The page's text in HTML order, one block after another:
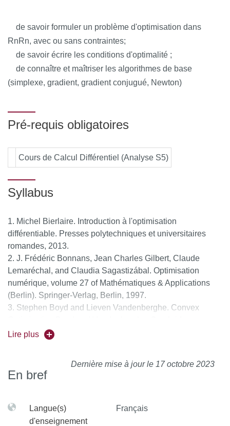
de savoir formuler un problème d'optimisation dans
RnRn, avec ou sans contraintes;
de savoir écrire les conditions d'optimalité ;
de connaître et maîtriser les algorithmes de base
(simplexe, gradient, gradient conjugué, Newton)
Pré-requis obligatoires
Cours de Calcul Différentiel (Analyse S5)
Syllabus
Michel Bierlaire. Introduction à l'optimisation
différentiable. Presses polytechniques et universitaires
romandes, 2013.
J. Frédéric Bonnans, Jean Charles Gilbert, Claude
Lemaréchal, and Claudia Sagastizábal. Optimisation
numérique, volume 27 of Mathématiques & Applications
(Berlin). Springer-Verlag, Berlin, 1997.
Stephen Boyd and Lieven Vandenberghe. Convex
Univerity Press, 2004.
Jean-Baptiste Hiriart-Urruty. Optimisation et analyse
convexe. EDP Sciences, 2009.
Lire plus
Dernière mise à jour le 17 octobre 2023
En bref
Langue(s)
d'enseignement
Français